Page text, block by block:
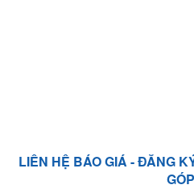
LIÊN HỆ BÁO GIÁ - ĐĂNG
GÓP